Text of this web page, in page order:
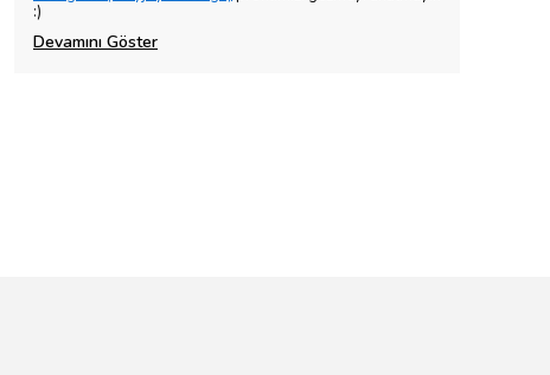
:)
Devamını Göster